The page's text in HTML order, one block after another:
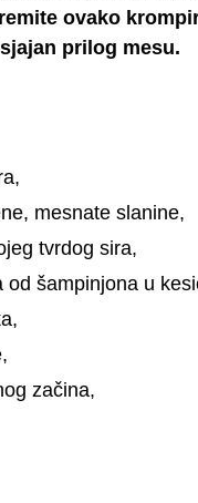
ovako
prilog mesu.
mesnate slanine,
tvrdog sira,
od šampinjona u
začina,